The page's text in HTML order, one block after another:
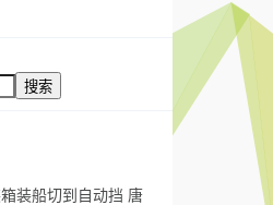
搜索
装船切到自动挡 唐